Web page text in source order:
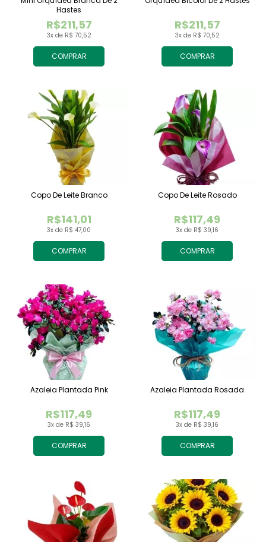
COMPRAR
3x de R$ 70,52
R$211,57
Hastes
COMPRAR
3x de R$ 70,52
R$211,57
COMPRAR
3x de R$ 47,00
R$141,01
Copo De Leite Branco
COMPRAR
3x de R$ 39,16
R$117,49
Copo De Leite Rosado
COMPRAR
3x de R$ 39,16
R$117,49
Azaleia Plantada Pink
COMPRAR
3x de R$ 39,16
R$117,49
Azaleia Plantada Rosada